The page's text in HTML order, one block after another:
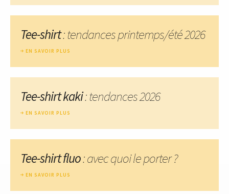
Tee-shirt: tendances printemps/été 2026
EN SAVOIR PLUS
Tee-shirt kaki: tendances 2026
EN SAVOIR PLUS
Tee-shirt fluo: avec quoi le porter ?
EN SAVOIR PLUS